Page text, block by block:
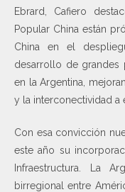
Ebrard, Cafiero
Popular China están
China en el
desarrollo de grandes
en la Argentina,
y la interconectividad a
Con esa convicción
este año su
Infraestructura. La
birregional entre